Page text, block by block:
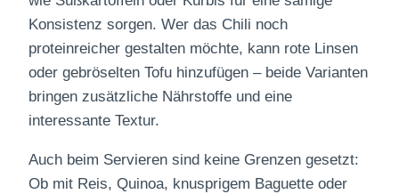
Konsistenz sorgen. Wer das Chili noch
proteinreicher gestalten möchte, kann rote Linsen
oder gebröselten Tofu hinzufügen – beide Varianten
bringen zusätzliche Nährstoffe und eine
interessante Textur.
Auch beim Servieren sind keine Grenzen gesetzt:
Ob mit Reis, Quinoa, knusprigem Baguette oder